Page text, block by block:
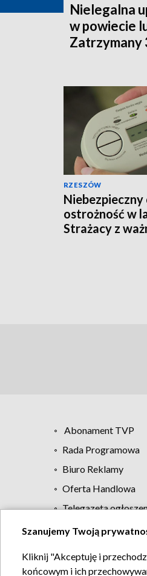
Nielegalna
w powiecie
Zatrzymany
RZESZÓW
Niebezpieczny
ostrożność w
Strażacy z
Abonament TVP
Rada Programowa
Biuro Reklamy
Oferta Handlowa
Telegazeta
Szanujemy Twoją
Kliknij "Akceptuję i
końcowym i ich